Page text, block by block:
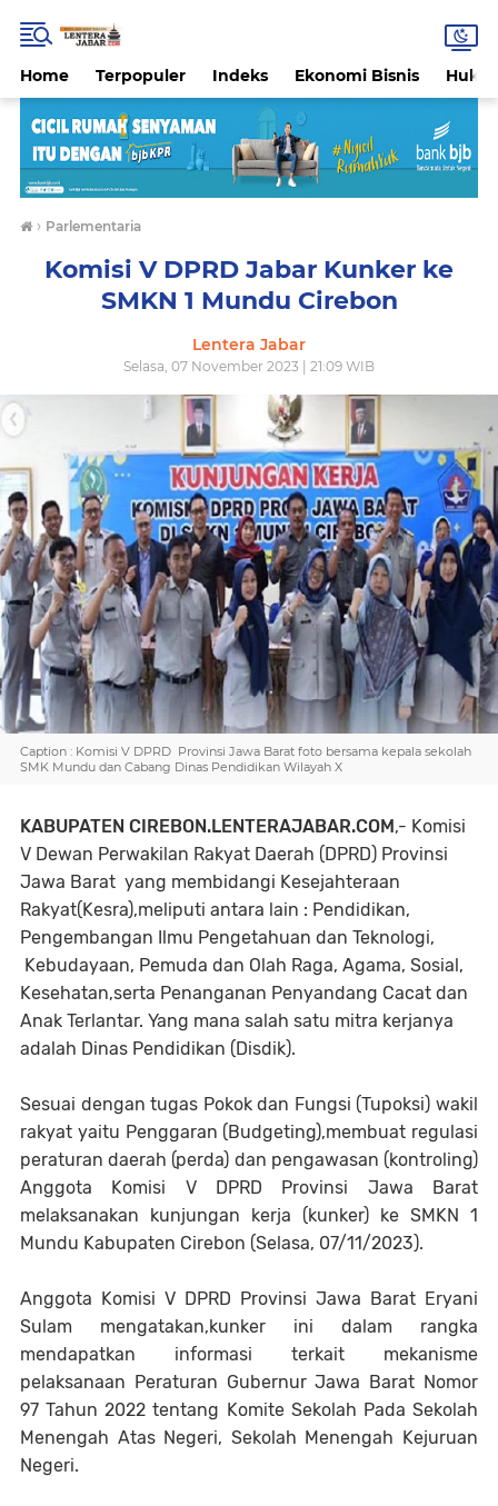
Home Terpopuler Indeks Ekonomi Bisnis
› Parlementaria
Komisi V DPRD Jabar Kunker ke
SMKN 1 Mundu Cirebon
Lentera Jabar
Selasa, 07 November 2023 | 21:09 WIB
Caption : Komisi V DPRD Provinsi Jawa Barat foto bersama kepala sekolah
SMK Mundu dan Cabang Dinas Pendidikan Wilayah X
KABUPATEN CIREBON.LENTERAJABAR.COM,- Komisi
V Dewan Perwakilan Rakyat Daerah (DPRD) Provinsi
Jawa Barat yang membidangi Kesejahteraan
Rakyat(Kesra),meliputi antara lain : Pendidikan,
Pengembangan Ilmu Pengetahuan dan Teknologi,
Kebudayaan, Pemuda dan Olah Raga, Agama, Sosial,
Kesehatan,serta Penanganan Penyandang Cacat dan
Anak Terlantar. Yang mana salah satu mitra kerjanya
adalah Dinas Pendidikan (Disdik).
Sesuai dengan tugas Pokok dan Fungsi (Tupoksi) wakil
rakyat yaitu Penggaran (Budgeting),membuat regulasi
peraturan daerah (perda) dan pengawasan (kontroling)
Anggota Komisi V DPRD Provinsi Jawa Barat
melaksanakan kunjungan kerja (kunker) ke SMKN 1
Mundu Kabupaten Cirebon (Selasa, 07/11/2023).
Anggota Komisi V DPRD Provinsi Jawa Barat Eryani
Sulam mengatakan,kunker ini dalam rangka
mendapatkan informasi terkait mekanisme
pelaksanaan Peraturan Gubernur Jawa Barat Nomor
97 Tahun 2022 tentang Komite Sekolah Pada Sekolah
Menengah Atas Negeri, Sekolah Menengah Kejuruan
Negeri.